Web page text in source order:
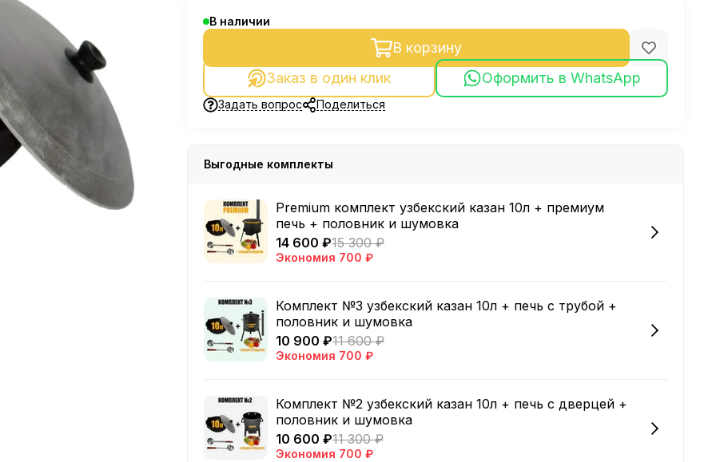
В наличии
В корзину
Заказ в один клик
Оформить в WhatsApp
Задать вопрос Поделиться
Выгодные комплекты
Premium комплект узбекский казан 10л + премиум
печь + половник и шумовка
14 600 ₽15 300 ₽
Экономия 700 ₽
Комплект №3 узбекский казан 10л + печь с трубой +
половник и шумовка
10 900 ₽11 600 ₽
Экономия 700 ₽
Комплект №2 узбекский казан 10л + печь с дверцей +
половник и шумовка
10 600 ₽11 300 ₽
Экономия 700 ₽